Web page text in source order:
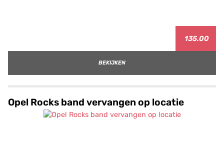
135.00
BEKIJKEN
Opel Rocks band vervangen op locatie